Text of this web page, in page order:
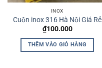
INOX
Cuộn inox 316 Hà Nội Giá Rẻ
₫100.000
THÊM VÀO GIỎ HÀNG